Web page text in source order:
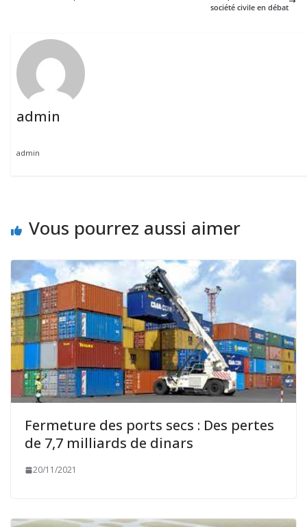
société civile en débat
admin
admin
Vous pourrez aussi aimer
Fermeture des ports secs : Des pertes
de 7,7 milliards de dinars
20/11/2021